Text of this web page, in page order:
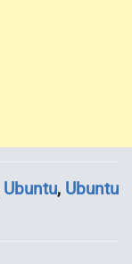
Ubuntu, Ubuntu